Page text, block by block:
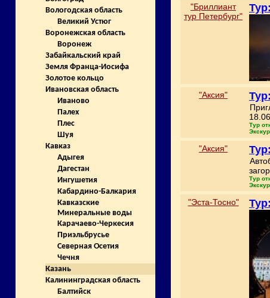
Вологодская область
Великий Устюг
Воронежская область
Воронеж
Забайкальский край
Земля Франца-Иосифа
Золотое кольцо
Ивановская область
Иваново
Палех
Плес
Шуя
Кавказ
Адыгея
Дагестан
Ингушетия
Кабардино-Балкария
Кавказские
Минеральные воды
Карачаево-Черкесия
Приэльбрусье
Северная Осетия
Чечня
Казань
Калининградская область
Балтийск
"Бриллиант
тур Петербург"
"Аксия"
Тур
"Аксия"
Тур
"Эста-Тосно"